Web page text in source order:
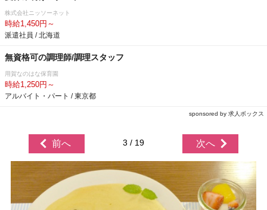
株式会社ニッソーネット
時給1,450円～
派遣社員 / 北海道
無資格可の調理師/調理スタッフ
用賀なのはな保育園
時給1,250円～
アルバイト・パート / 東京都
sponsored by 求人ボックス
前へ 3 / 19 次へ